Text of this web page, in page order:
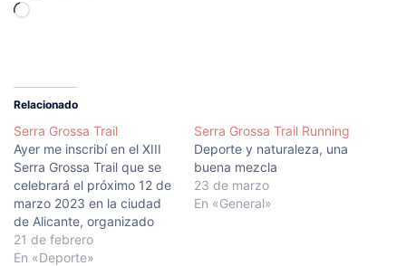
Cargando...
Relacionado
Serra Grossa Trail
Ayer me inscribí en el XIII
Serra Grossa Trail que se
celebrará el próximo 12 de
marzo 2023 en la ciudad
de Alicante, organizado
por 15Cumbres.com. Es
una carrera que me hace
21 de febrero
En «Deporte»
Serra Grossa Trail Running
Deporte y naturaleza, una
buena mezcla
23 de marzo
En «General»